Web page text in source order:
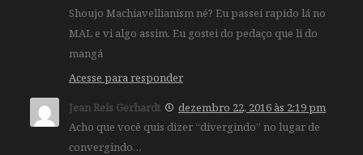
Shoujo Machiavellianism né? Eu passei rapido lá no
MAL e vi algo assim. Eu gostei do pedaço que li do
mangá
Acesse para responder
Jean Reis Gerhardt
dezembro 22, 2016 às 2:19 pm
Acho que você quis dizer “divergindo” no lugar de
convergindo…